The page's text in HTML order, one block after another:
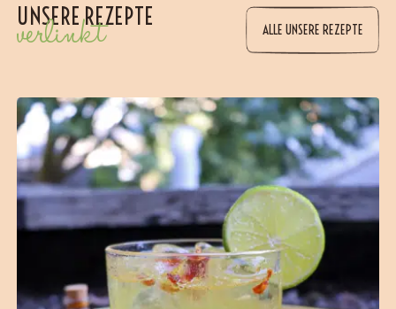
UNSERE REZEPTE
verlinkt ALLE UNSERE REZEPTE